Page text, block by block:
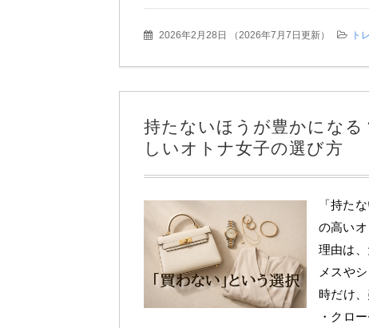
2026年2月28日 （2026年7月7日更新） ト
持たないほうが豊かにな
しいオトナ女子の選び方
「持た
の高い
理由は
メスや
時だけ
・クロ